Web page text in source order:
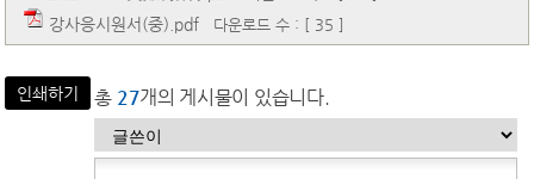
강사응시원서(중).pdf 다운로드 수 : [ 35 ]
인쇄하기 총 27개의 게시물이 있습니다.